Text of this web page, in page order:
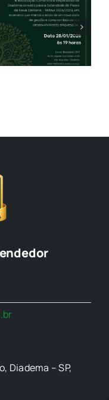
de Preços
JUCESP
2026
Diadema – SP,